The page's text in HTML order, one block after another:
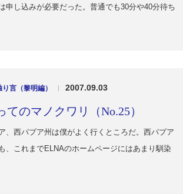
申し込みが必要だった。普通でも30分や40分待ち
言（黎明編） | 2007.09.03
てのマノクワリ（No.25）
、西パプア州は僕がよく行くところだ。西パプア
、これまでELNAのホームページにはあまり馴染